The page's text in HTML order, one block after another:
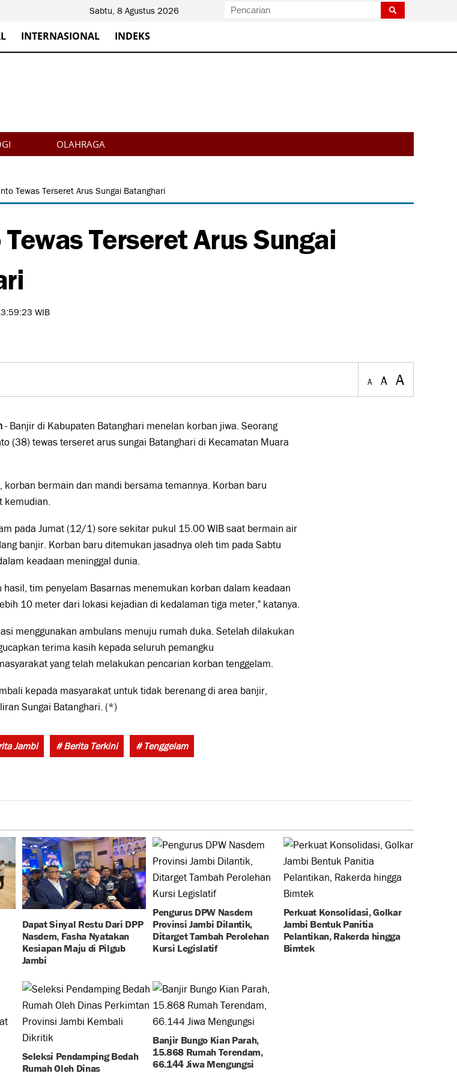
Sabtu, 8 Agustus 2026
INTERNASIONAL INDEKS
OLAHRAGA
Tewas Terseret Arus Sungai Batanghari
Terseret Arus Sungai
WIB
A A A
- Banjir di Kabupaten Batanghari menelan korban jiwa. Seorang
(38) tewas terseret arus sungai Batanghari di Kecamatan Muara
korban bermain dan mandi bersama temannya. Korban baru
kemudian.
pada Jumat (12/1) sore sekitar pukul 15.00 WIB saat bermain air
banjir. Korban baru ditemukan jasadnya oleh tim pada Sabtu
keadaan meninggal dunia.
hasil, tim penyelam Basarnas menemukan korban dalam keadaan
10 meter dari lokasi kejadian di kedalaman tiga meter," katanya.
menggunakan ambulans menuju rumah duka. Setelah dilakukan
terima kasih kepada seluruh pemangku
yang telah melakukan pencarian korban tenggelam.
kepada masyarakat untuk tidak berenang di area banjir,
Sungai Batanghari. (*)
Jambi # Berita Terkini # Tenggelam
Dapat Sinyal Restu Dari DPP
Nasdem, Fasha Nyatakan
Kesiapan Maju di Pilgub
Jambi
Pengurus DPW Nasdem
Provinsi Jambi Dilantik,
Ditarget Tambah Perolehan
Kursi Legislatif
Perkuat Konsolidasi, Golkar
Jambi Bentuk Panitia
Pelantikan, Rakerda hingga
Bimtek
Seleksi Pendamping Bedah
Rumah Oleh Dinas
Banjir Bungo Kian Parah,
15.868 Rumah Terendam,
66.144 Jiwa Mengungsi